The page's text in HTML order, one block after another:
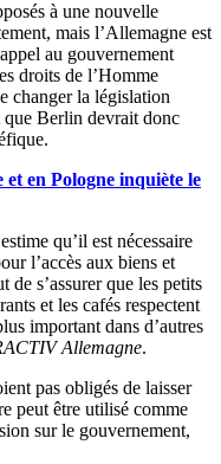
à une nouvelle
mais l’Allemagne est
au gouvernement
droits de l’Homme
changer la législation
que Berlin devrait donc
en Pologne inquiète le
qu’il est nécessaire
l’accès aux biens et
s’assurer que les petits
et les cafés respectent
important dans d’autres
Allemagne.
pas obligés de laisser
peut être utilisé comme
sur le gouvernement,